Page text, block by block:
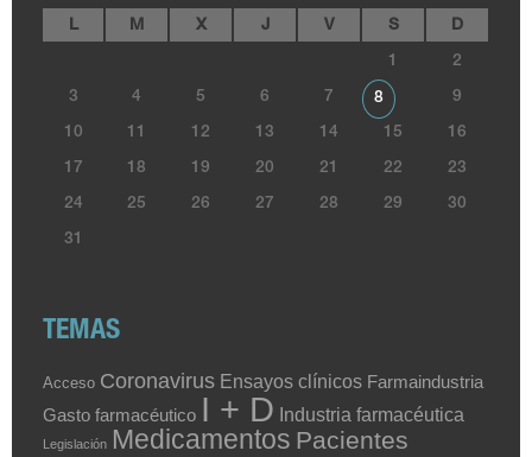
L M X J V S D
1 2
3 4 5 6 7 8 9
10 11 12 13 14 15 16
17 18 19 20 21 22 23
24 25 26 27 28 29 30
31
TEMAS
Acceso Coronavirus Ensayos clínicos Farmaindustria
Gasto farmacéutico I + D Industria farmacéutica
Legislación Medicamentos Pacientes